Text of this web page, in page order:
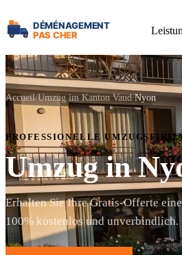
Accueil Umzug im Kanton Vaud Nyon
PROFESSIONELLE
Umzug in
Erhalten Sie Ihre Gratis-Offerte
100% kostenlos und unverbindlich.